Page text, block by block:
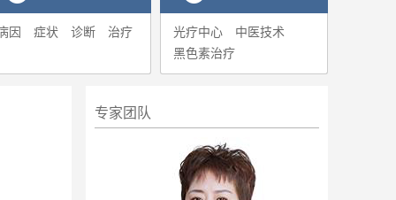
因 症状 诊断 治疗 光疗中心
中医技术
黑色素治疗
专家团队